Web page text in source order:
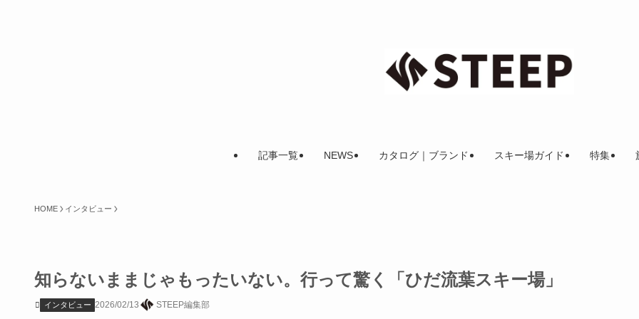
記事一覧 NEWS カタログ｜ブランド スキー場ガイド 特集
HOME インタビュー
知らないままじゃもったいない。行って驚く「ひだ流葉スキー場」
インタビュー 2026/02/13 STEEP編集部